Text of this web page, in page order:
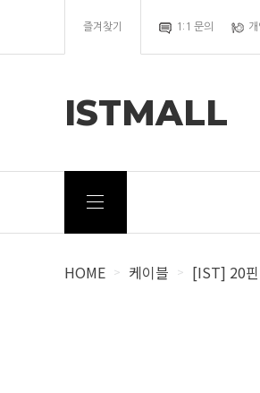
즐겨찾기 1:1 문의
ISTMALL
HOME > 케이블 > [IST] 20